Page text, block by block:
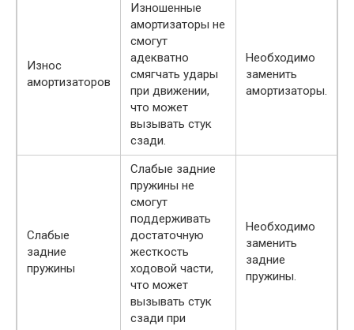
Износ
амортизаторов
Изношенные
амортизаторы не
смогут
адекватно
смягчать удары
при движении,
что может
вызывать стук
сзади.
Необходимо
заменить
амортизаторы.
Слабые
задние
пружины
Слабые задние
пружины не
смогут
поддерживать
достаточную
жесткость
ходовой части,
что может
вызывать стук
сзади при
Необходимо
заменить
задние
пружины.